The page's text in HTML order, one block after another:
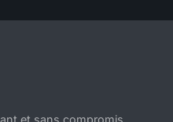
et sans compromis